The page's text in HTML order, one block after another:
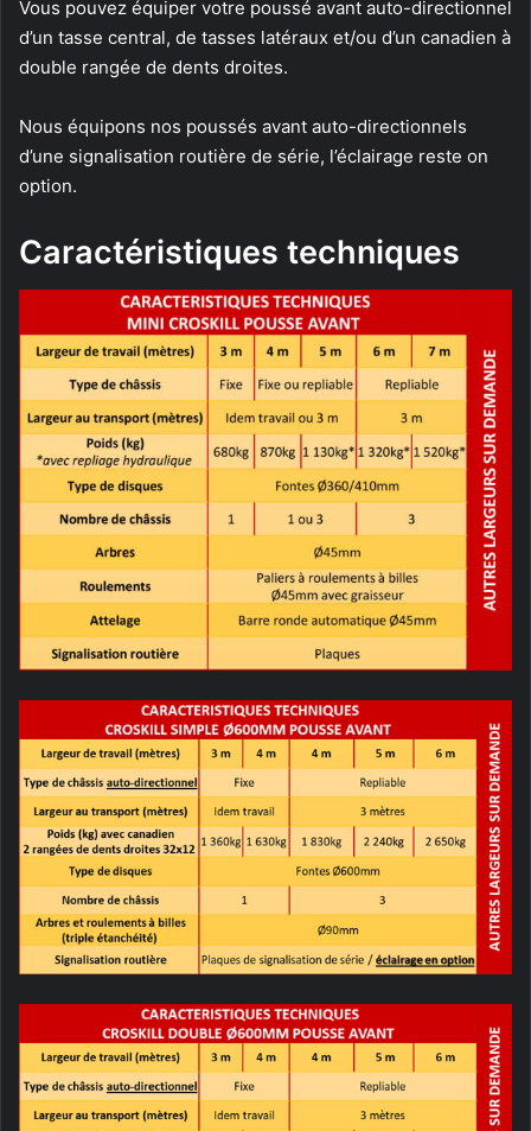
Vous pouvez équiper votre poussé avant auto-directionnel
d’un tasse central, de tasses latéraux et/ou d’un canadien à
double rangée de dents droites.
Nous équipons nos poussés avant auto-directionnels
d’une signalisation routière de série, l’éclairage reste on
option.
Caractéristiques techniques